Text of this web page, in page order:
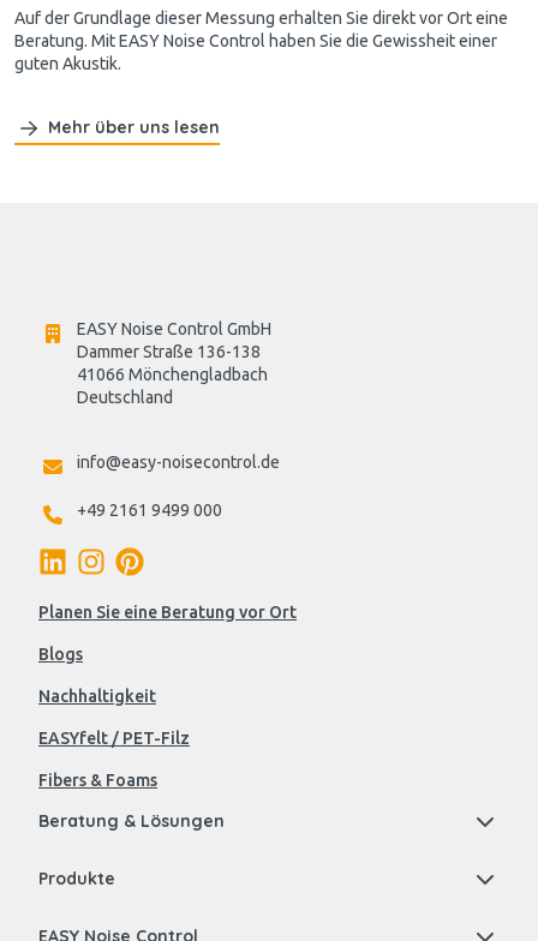
Auf der Grundlage dieser Messung erhalten Sie direkt vor Ort eine
Beratung. Mit EASY Noise Control haben Sie die Gewissheit einer
guten Akustik.
Mehr über uns lesen
EASY Noise Control GmbH
Dammer Straße 136-138
41066 Mönchengladbach
Deutschland
info@easy-noisecontrol.de
+49 2161 9499 000
Planen Sie eine Beratung vor Ort
Blogs
Nachhaltigkeit
EASYfelt / PET-Filz
Fibers & Foams
Beratung & Lösungen
Produkte
EASY Noise Control